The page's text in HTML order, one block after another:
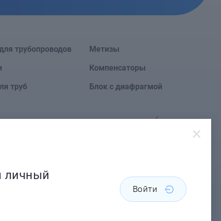
трубопроводов
труб
Метизы
Компенсаторы
Блок с диафрагмой
личный
Войти